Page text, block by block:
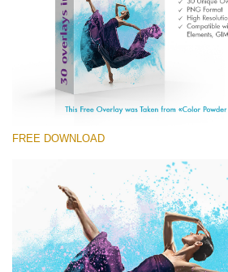
(1783 Overlays)
Large 6000*4000px
Ingyenes letöltés
FREE DOWNLOAD